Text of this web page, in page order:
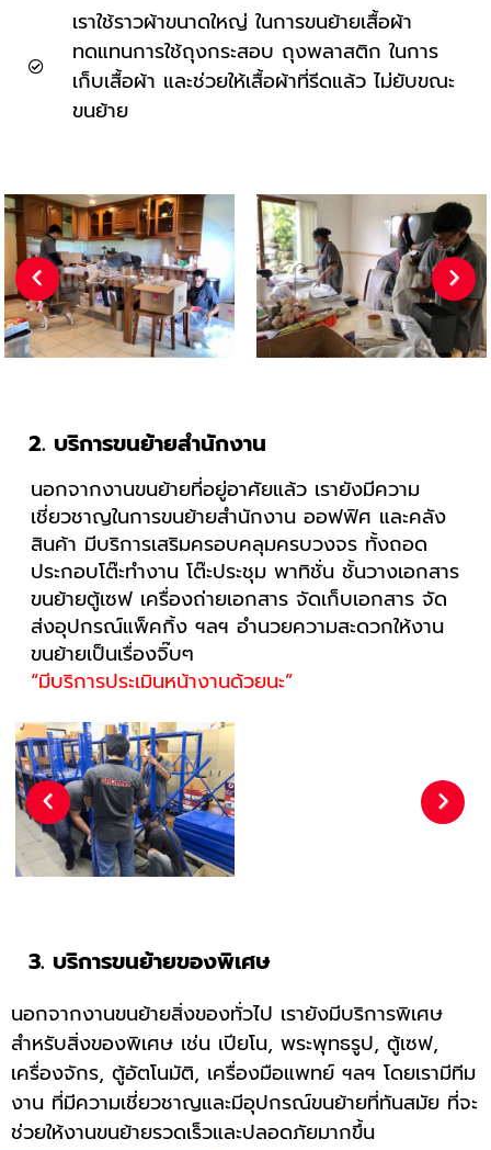
เราใช้ราวผ้าขนาดใหญ่ ในการขนย้ายเสื้อผ้า
ทดแทนการใช้ถุงกระสอบ ถุงพลาสติก ในการ
เก็บเสื้อผ้า และช่วยให้เสื้อผ้าที่รีดแล้ว ไม่ยับขณะ
ขนย้าย
Previous Next
2. บริการขนย้ายสำนักงาน
นอกจากงานขนย้ายที่อยู่อาศัยแล้ว เรายังมีความ
เชี่ยวชาญในการขนย้ายสำนักงาน ออฟฟิศ และคลัง
สินค้า มีบริการเสริมครอบคลุมครบวงจร ทั้งถอด
ประกอบโต๊ะทำงาน โต๊ะประชุม พาทิชั่น ชั้นวางเอกสาร
ขนย้ายตู้เซฟ เครื่องถ่ายเอกสาร จัดเก็บเอกสาร จัด
ส่งอุปกรณ์แพ็คกิ้ง ฯลฯ อำนวยความสะดวกให้งาน
ขนย้ายเป็นเรื่องจิ๊บๆ
“มีบริการประเมินหน้างานด้วยนะ”
Previous
3. บริการขนย้ายของพิเศษ
นอกจากงานขนย้ายสิ่งของทั่วไป เรายังมีบริการพิเศษ
สำหรับสิ่งของพิเศษ เช่น เปียโน, พระพุทธรูป, ตู้เซฟ,
เครื่องจักร, ตู้อัตโนมัติ, เครื่องมือแพทย์ ฯลฯ โดยเรามีทีม
งาน ที่มีความเชี่ยวชาญและมีอุปกรณ์ขนย้ายที่ทันสมัย ที่จะ
ช่วยให้งานขนย้ายรวดเร็วและปลอดภัยมากขึ้น